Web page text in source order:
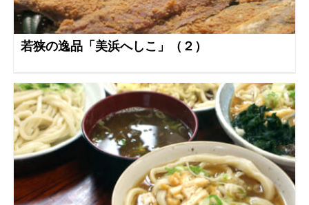
若狭の逸品「美浜へしこ」（２）